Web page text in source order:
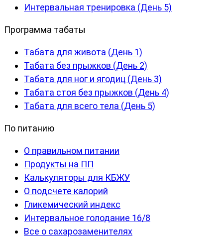
Интервальная тренировка (День 5)
Программа табаты
Табата для живота (День 1)
Табата без прыжков (День 2)
Табата для ног и ягодиц (День 3)
Табата стоя без прыжков (День 4)
Табата для всего тела (День 5)
По питанию
О правильном питании
Продукты на ПП
Калькуляторы для КБЖУ
О подсчете калорий
Гликемический индекс
Интервальное голодание 16/8
Все о сахарозаменителях